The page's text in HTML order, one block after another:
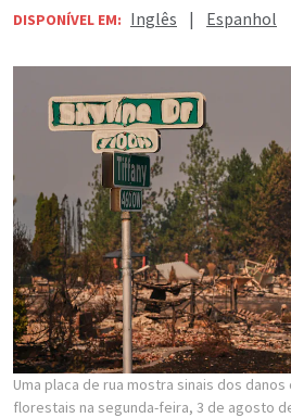
DISPONÍVEL EM: Inglês | Espanhol
Uma placa de rua mostra sinais dos
florestais na segunda-feira, 3 de agosto